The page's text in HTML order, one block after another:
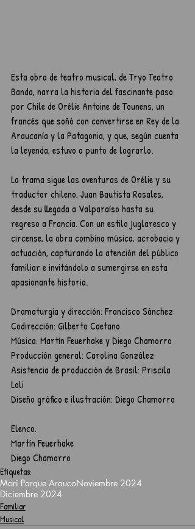
Esta obra de teatro musical, de Tryo Teatro
Banda, narra la historia del fascinante paso
por Chile de Orélie Antoine de Tounens, un
francés que soñó con convertirse en Rey de la
Araucanía y la Patagonia, y que, según cuenta
la leyenda, estuvo a punto de lograrlo.
La trama sigue las aventuras de Orélie y su
traductor chileno, Juan Bautista Rosales,
desde su llegada a Valparaíso hasta su
regreso a Francia. Con un estilo juglaresco y
circense, la obra combina música, acrobacia y
actuación, capturando la atención del público
familiar e invitándolo a sumergirse en esta
apasionante historia.
Dramaturgia y dirección: Francisco Sánchez
Codirección: Gilberto Caetano
Música: Martín Feuerhake y Diego Chamorro
Producción general: Carolina González
Asistencia de producción de Brasil: Priscila
Loli
Diseño gráfico e ilustración: Diego Chamorro
Elenco:
Martín Feuerhake
Diego Chamorro
Etiquetas:
Mori Parque AraucoNoviembre 2024
Diciembre 2024
Familiar
Musical